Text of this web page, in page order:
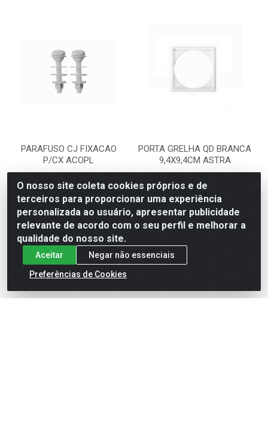
PARAFUSO CJ FIXACAO
P/CX ACOPL
Código: 224
Embalagem: UN
cadastre-se para
ver preços e
comprar
PORTA GRELHA QD BRANCA
9,4X9,4CM ASTRA
Código: 1287
Embalagem: UND
Faça seu login ou
ver preços e
O nosso site coleta cookies próprios e de
terceiros para proporcionar uma experiência
personalizada ao usuário, apresentar publicidade
relevante de acordo com o seu perfil e melhorar a
qualidade do nosso site.
Aceitar
Negar não essenciais
Preferências de Cookies